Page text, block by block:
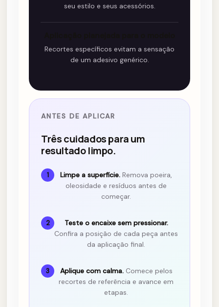
seu estilo e seus acessórios.
Recortes específicos evitam a sensação
de um adesivo genérico.
ANTES DE APLICAR
Três cuidados para um
resultado limpo.
1 Limpe a superfície. Remova poeira,
oleosidade e resíduos antes de
começar.
2
Teste o encaixe sem pressionar.
Confira a posição de cada peça antes
da aplicação final.
3 Aplique com calma.Comece pelos
recortes de referência e avance em
etapas.